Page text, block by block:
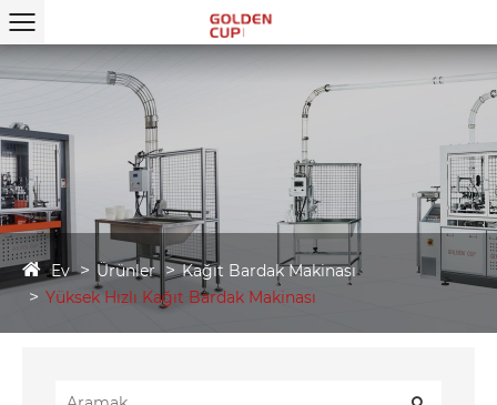
Ev Ürünler
Kağıt Bardak Makinası
Yüksek Hızlı Kağıt Bardak Makinası